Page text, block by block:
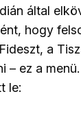
által
hogy
a
– ez a
le: